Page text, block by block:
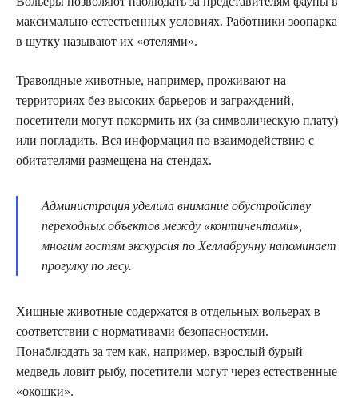
максимально естественных условиях. Работники зоопарка
в шутку называют их «отелями».
Травоядные животные, например, проживают на
территориях без высоких барьеров и заграждений,
посетители могут покормить их (за символическую плату)
или погладить. Вся информация по взаимодействию с
обитателями размещена на стендах.
Администрация уделила внимание обустройству
переходных объектов между «континентами»,
многим гостям экскурсия по Хеллабрунну напоминает
прогулку по лесу.
Хищные животные содержатся в отдельных вольерах в
соответствии с нормативами безопасностями.
Понаблюдать за тем как, например, взрослый бурый
медведь ловит рыбу, посетители могут через естественные
«окошки».